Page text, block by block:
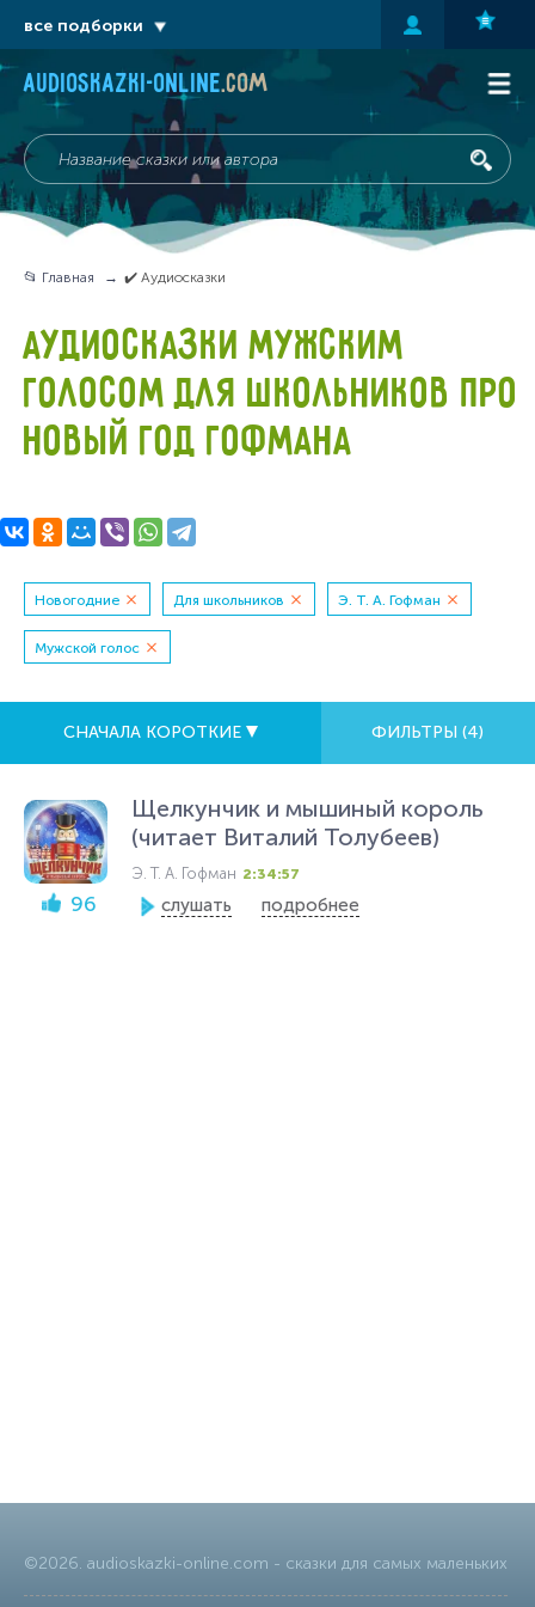
audioskazki-online.com
📂 Главная ✔️ Аудиосказки
АУДИОСКАЗКИ МУЖСКИМ
ГОЛОСОМ ДЛЯ ШКОЛЬНИКОВ ПРО
НОВЫЙ ГОД ГОФМАНА
Новогодние Для школьников Э. Т. А. Гофман
Мужской голос
СНАЧАЛА КОРОТКИЕ ФИЛЬТРЫ (4)
96
Щелкунчик и мышиный король
(читает Виталий Толубеев)
Э. Т. А. Гофман 2:34:57
слушать подробнее
©2026. audioskazki-online.com - сказки для самых маленьких
все подборки